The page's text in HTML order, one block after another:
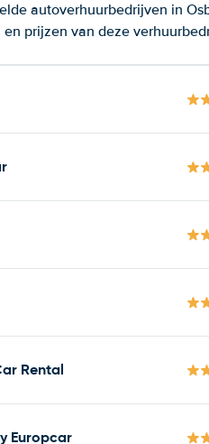
autoverhuurbedrijven in
prijzen van deze
Rental
Europcar